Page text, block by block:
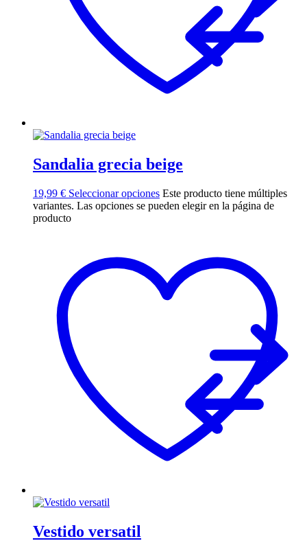
Sandalia grecia beige
19,99 € Seleccionar opciones Este producto tiene múltiples
variantes. Las opciones se pueden elegir en la página de
producto
Vestido versatil